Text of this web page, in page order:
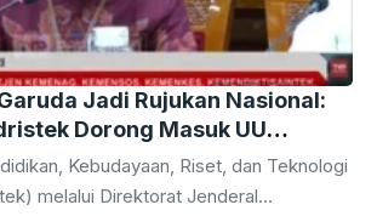
Jadi Rujukan Nasional:
Dorong Masuk UU
Kebudayaan, Riset, dan Teknologi
melalui Direktorat Jenderal